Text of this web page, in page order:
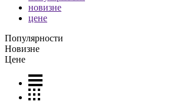
новизне
цене
Популярности
Новизне
Цене